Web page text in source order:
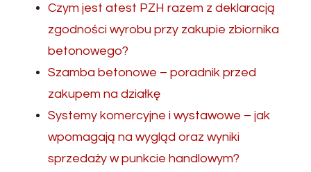
Czym jest atest PZH razem z deklaracją
zgodności wyrobu przy zakupie zbiornika
betonowego?
Szamba betonowe – poradnik przed
zakupem na działkę
Systemy komercyjne i wystawowe – jak
wpomagają na wygląd oraz wyniki
sprzedaży w punkcie handlowym?